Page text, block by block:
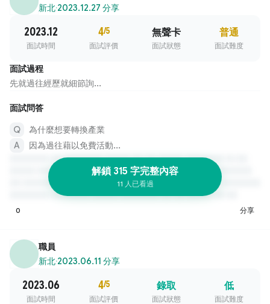
新北·2023.12.27 分享
2023.12
面試時間
4/5
面試評價
無聲卡
面試狀態
普通
面試難度
面試過程
先就過往經歷就細節詢...
面試問答
為什麼想要轉換產業
因為過往藉以免費活動...
解鎖 315 字完整內容
11 人已看過
0 分享
職員
新北·2023.06.11 分享
2023.06
面試時間
4/5
面試評價
錄取
面試狀態
低
面試難度